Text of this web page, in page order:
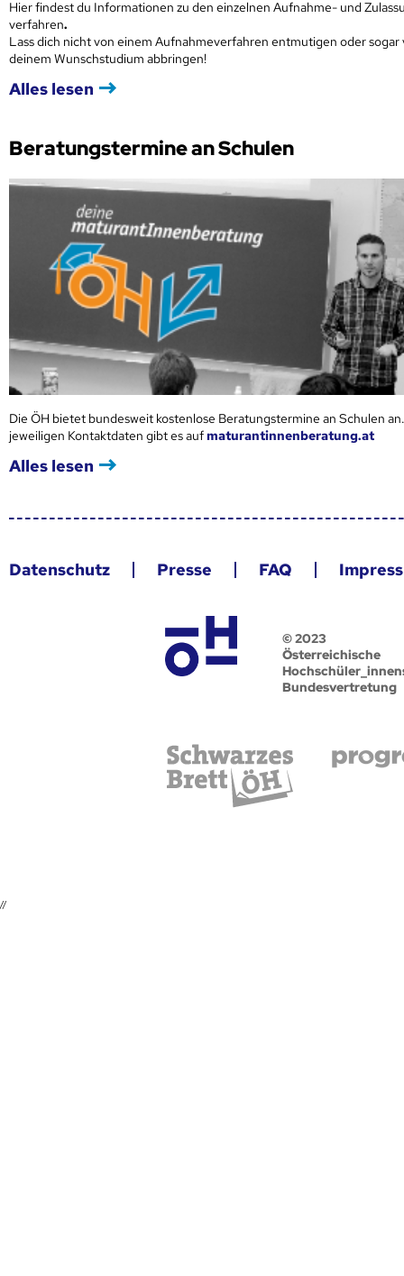
Hier findest du Informationen zu den einzelnen Aufnahme- und
verfahren.
Lass dich nicht von einem Aufnahmeverfahren entmutigen oder sogar
deinem Wunschstudium abbringen!
Alles lesen
Beratungstermine an Schulen
Die ÖH bietet bundesweit kostenlose Beratungstermine an Schulen
jeweiligen Kontaktdaten gibt es aufmaturantinnenberatung.at
Alles lesen
Datenschutz Presse FAQ
© 2023
Österreichische
Bundesvertretung
//